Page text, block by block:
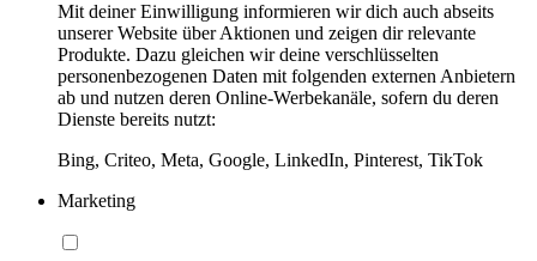
Mit deiner Einwilligung informieren wir dich auch abseits
unserer Website über Aktionen und zeigen dir relevante
Produkte. Dazu gleichen wir deine verschlüsselten
personenbezogenen Daten mit folgenden externen Anbietern
ab und nutzen deren Online-Werbekanäle, sofern du deren
Dienste bereits nutzt:
Bing, Criteo, Meta, Google, LinkedIn, Pinterest, TikTok
Marketing